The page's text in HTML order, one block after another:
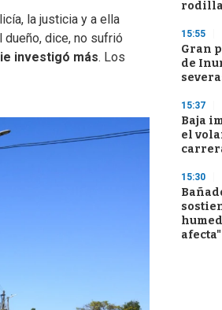
la justicia y a ella
dueño, dice, no sufrió
investigó más. Los
15:55
Gran
de
15:37
Baja
el
15:30